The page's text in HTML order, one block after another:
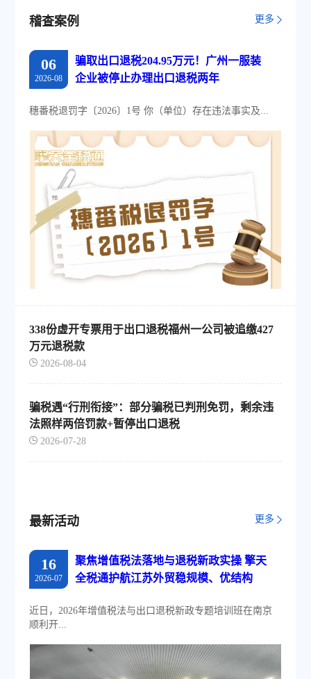
稽查案例 更多
06
2026-08
骗取出口退税204.95万元！广州一服装
企业被停止办理出口退税两年
穗番税退罚字〔2026〕1号 你（单位）存在违法事实及...
338份虚开专票用于出口退税福州一公司被追缴427
万元退税款
2026-08-04
骗税遇“行刑衔接”：部分骗税已判刑免罚，剩余违
法照样两倍罚款+暂停出口退税
2026-07-28
最新活动 更多
16
2026-07
聚焦增值税法落地与退税新政实操 擎天
全税通护航江苏外贸稳规模、优结构
近日，2026年增值税法与出口退税新政专题培训班在南京
顺利开...